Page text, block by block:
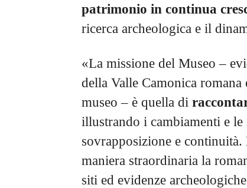
patrimonio in continua
ricerca archeologica e il
«La missione del Museo –
della Valle Camonica
museo – è quella di
illustrando i cambiamenti e
sovrapposizione e
maniera straordinaria la
siti ed evidenze